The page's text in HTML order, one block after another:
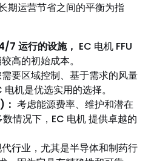
期运营节省之间的平衡为指
7 运行的设施， EC 电机 FFU
高的初始成本。
要区域控制、基于需求的风量
机是优选实用的选择。
考虑能源费率、维护和潜在
情况下，EC 电机 提供卓越的
行业，尤其​​是半导体和制药行